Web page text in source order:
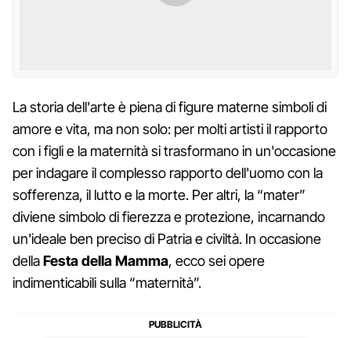
La storia dell'arte è piena di figure materne simboli di
amore e vita, ma non solo: per molti artisti il rapporto
con i figli e la maternità si trasformano in un'occasione
per indagare il complesso rapporto dell'uomo con la
sofferenza, il lutto e la morte. Per altri, la “mater”
diviene simbolo di fierezza e protezione, incarnando
un'ideale ben preciso di Patria e civiltà. In occasione
dellaFesta della Mamma, ecco sei opere
indimenticabili sulla “maternità”.